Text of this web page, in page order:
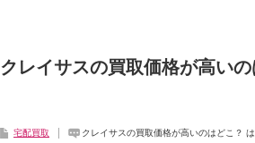
クレイサスの買取価格が高いの
宅配買取 クレイサスの買取価格が高いのはどこ？ は